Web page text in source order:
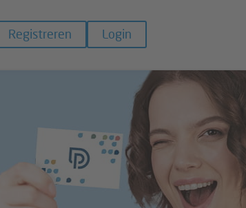
Registreren Login